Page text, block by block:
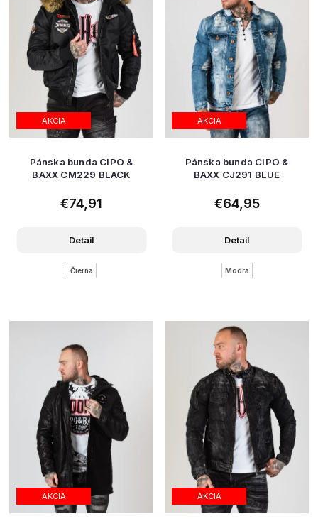
AKCIA
Pánska bunda CIPO &
BAXX CM229 BLACK
€74,91
Detail
Čierna
AKCIA
Pánska bunda CIPO &
BAXX CJ291 BLUE
€64,95
Detail
Modrá
AKCIA AKCIA